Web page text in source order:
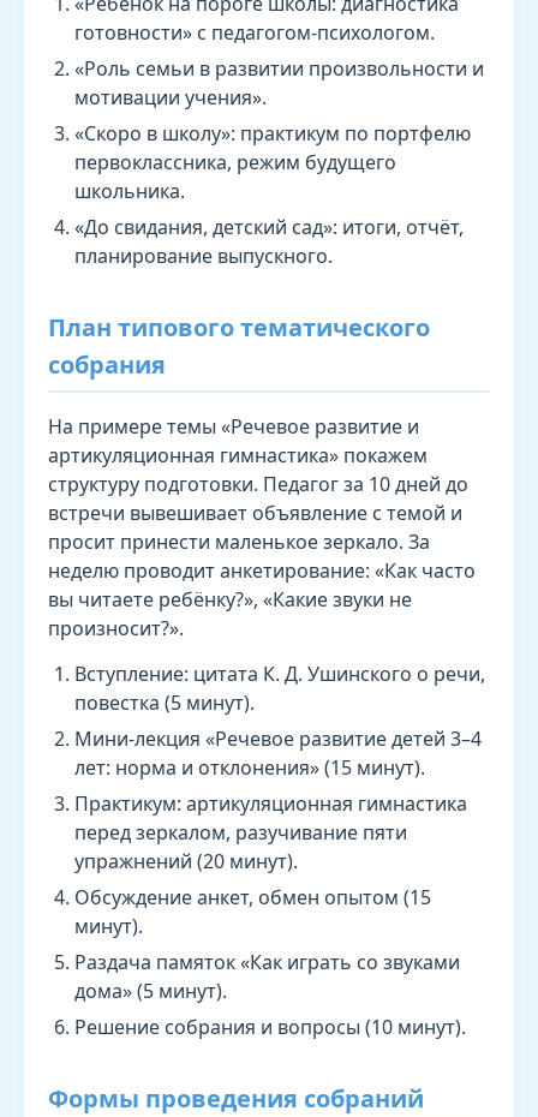
готовности» с педагогом-психологом.
«Роль семьи в развитии произвольности и
мотивации учения».
«Скоро в школу»: практикум по портфелю
первоклассника, режим будущего
школьника.
«До свидания, детский сад»: итоги, отчёт,
планирование выпускного.
План типового тематического
собрания
На примере темы «Речевое развитие и
артикуляционная гимнастика» покажем
структуру подготовки. Педагог за 10 дней до
встречи вывешивает объявление с темой и
просит принести маленькое зеркало. За
неделю проводит анкетирование: «Как часто
вы читаете ребёнку?», «Какие звуки не
произносит?».
Вступление: цитата К. Д. Ушинского о речи,
повестка (5 минут).
Мини-лекция «Речевое развитие детей 3–4
лет: норма и отклонения» (15 минут).
Практикум: артикуляционная гимнастика
перед зеркалом, разучивание пяти
упражнений (20 минут).
Обсуждение анкет, обмен опытом (15
минут).
Раздача памяток «Как играть со звуками
дома» (5 минут).
Решение собрания и вопросы (10 минут).
Формы проведения собраний